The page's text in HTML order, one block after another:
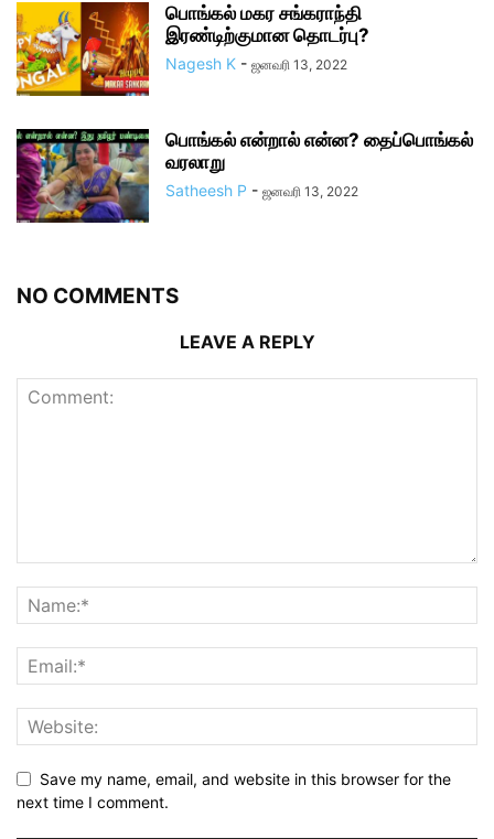
பொங்கல் மகர சங்கராந்தி
இரண்டிற்குமான தொடர்பு?
Nagesh K - ஜனவரி 13, 2022
பொங்கல் என்றால் என்ன? தைப்பொங்கல்
வரலாறு
Satheesh P - ஜனவரி 13, 2022
NO COMMENTS
LEAVE A REPLY
Save my name, email, and website in this browser for the
next time I comment.